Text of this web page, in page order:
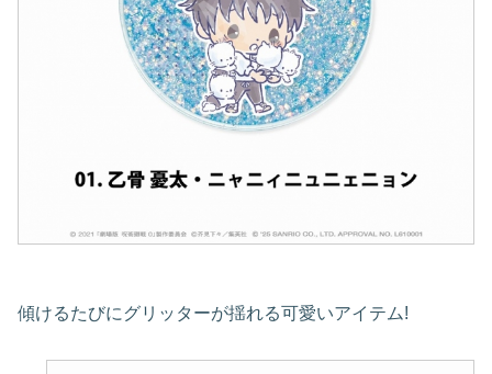
傾けるたびにグリッターが揺れる可愛いアイテム!